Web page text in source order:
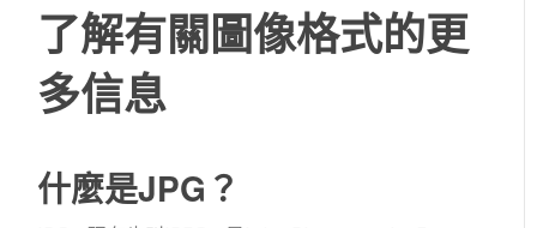
了解有關圖像格式的更
多信息
什麼是JPG？